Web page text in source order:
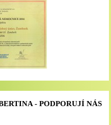
- PODPORUJÍ NÁS